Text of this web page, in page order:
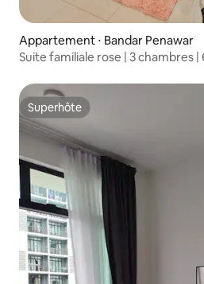
Appartement ⋅ Bandar Penawar
Suite familiale rose | 3 chambres
Superhôte
Superhôte